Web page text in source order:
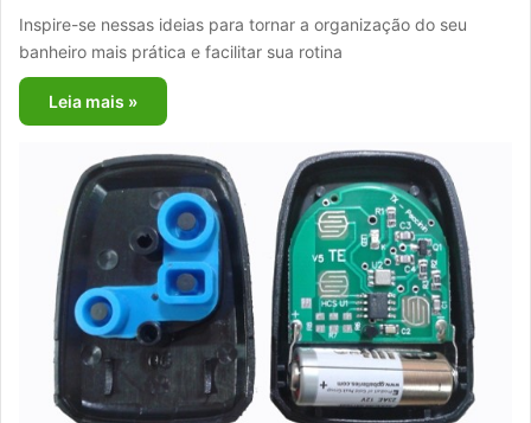
Inspire-se nessas ideias para tornar a organização do seu
banheiro mais prática e facilitar sua rotina
Leia mais »